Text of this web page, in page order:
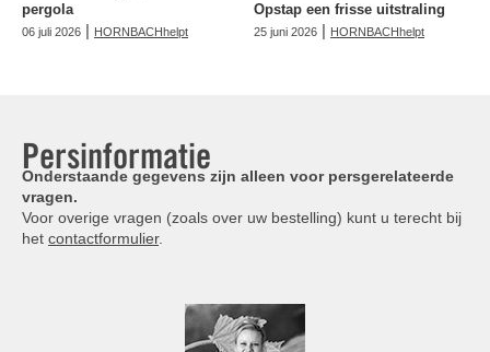
pergola
06 juli 2026 | HORNBACHhelpt
Opstap een frisse uitstraling
25 juni 2026 | HORNBACHhelpt
Persinformatie
Onderstaande gegevens zijn alleen voor persgerelateerde
vragen.
Voor overige vragen (zoals over uw bestelling) kunt u terecht bij
het contactformulier.